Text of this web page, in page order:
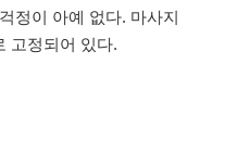
정이 아예 없다. 마사지
고정되어 있다.